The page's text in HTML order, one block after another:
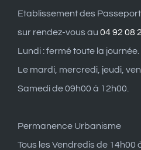
Etablissement des
sur rendez-vous au 04 92 08
Lundi : fermé toute la journée.
Le mardi, mercredi, jeudi,
Samedi de 09h00 à 12h00.
Permanence Urbanisme
Tous les Vendredis de 14h00